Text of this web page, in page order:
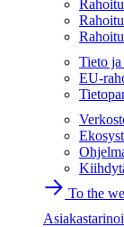
Tieto ja
EU-
To the